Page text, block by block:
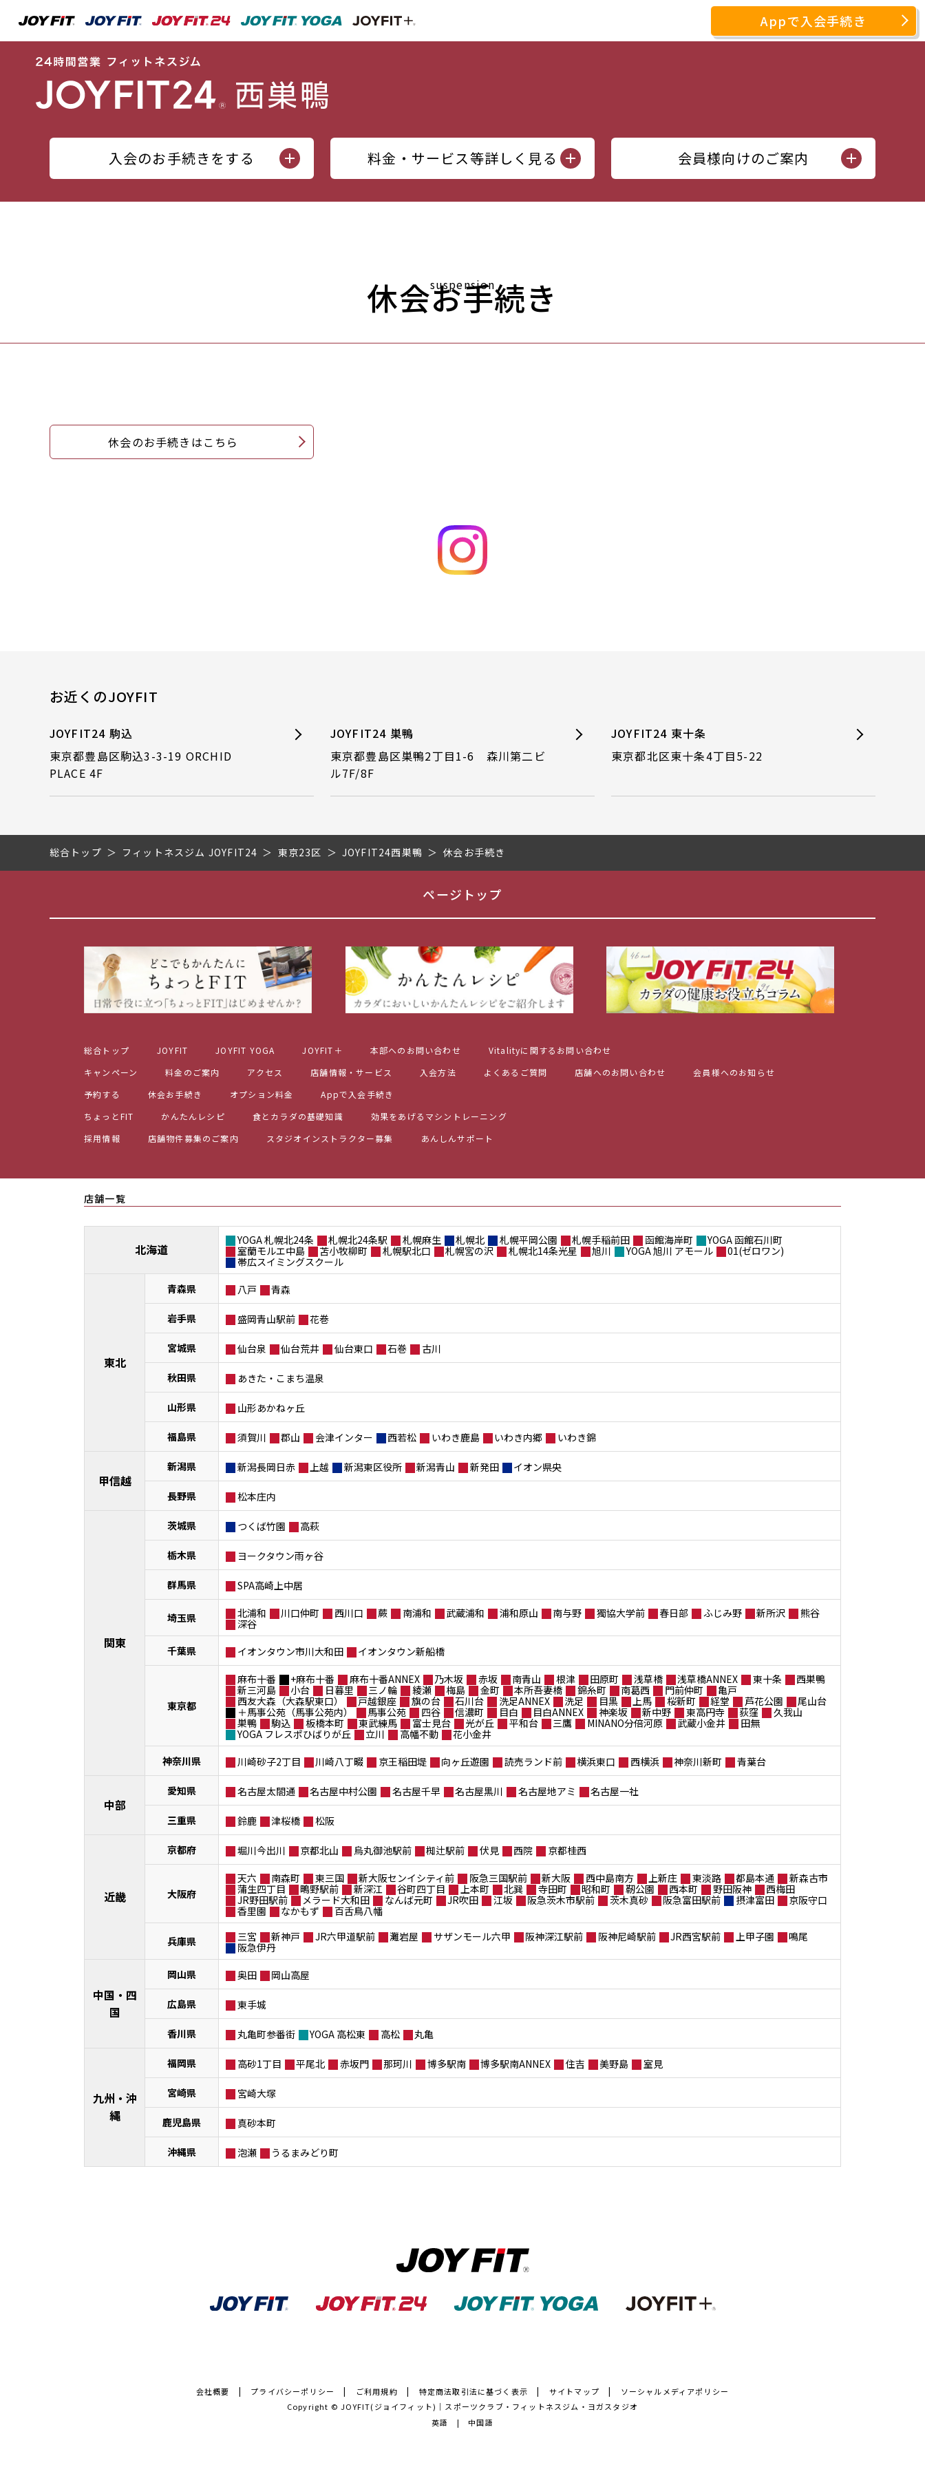
Appで入会手続き
入会のお手続きをする 料金・サービス等詳しく見る 会員様向けのご案内
suspension
休会お手続き
休会のお手続きはこちら
お近くのJOYFIT
JOYFIT24 駒込
東京都豊島区駒込3-3-19 ORCHID
PLACE 4F
JOYFIT24 巣鴨
東京都豊島区巣鴨2丁目1-6 森川第二ビ
ル7F/8F
JOYFIT24 東十条
東京都北区東十条4丁目5-22
総合トップ フィットネスジム JOYFIT24 東京23区 JOYFIT24西巣鴨 休会お手続き
ページトップ
総合トップ JOYFIT JOYFIT YOGA JOYFIT＋ 本部へのお問い合わせ
Vitalityに関するお問い合わせ
キャンペーン
料金のご案内 アクセス 店舗情報・サービス 入会方法 よくあるご質問 店舗へのお問い合わせ
会員様へのお知らせ
予約する
休会お手続き オプション料金
Appで入会手続き
ちょっとFIT
かんたんレシピ 食とカラダの基礎知識
効果をあげるマシントレーニング
採用情報
店舗物件募集のご案内 スタジオインストラクター募集 あんしんサポート
店舗一覧
北海道
YOGA 札幌北24条 札幌北24条駅 札幌麻生 札幌北 札幌平岡公園 札幌手稲前田 函館海岸町
YOGA 函館石川町
室蘭モルエ中島
苫小牧柳町 札幌駅北口 札幌宮の沢 札幌北14条光星 旭川 YOGA 旭川 アモール
01(ゼロワン)
帯広スイミングスクール
東北
青森県 八戸 青森
岩手県 盛岡青山駅前 花巻
宮城県 仙台泉 仙台荒井 仙台東口 石巻 古川
秋田県 あきた・こまち温泉
山形県 山形あかねヶ丘
福島県 須賀川 郡山 会津インター 西若松 いわき鹿島 いわき内郷 いわき錦
甲信越
新潟県 新潟長岡日赤 上越 新潟東区役所 新潟青山 新発田 イオン県央
長野県 松本庄内
関東
茨城県 つくば竹園 高萩
栃木県 ヨークタウン雨ヶ谷
群馬県 SPA高崎上中居
埼玉県 北浦和 川口仲町 西川口 蕨 南浦和 武蔵浦和 浦和原山 南与野 獨協大学前 春日部 ふじみ野 新所沢
熊谷
深谷
千葉県
イオンタウン市川大和田 イオンタウン新船橋
東京都
麻布十番 +麻布十番 麻布十番ANNEX 乃木坂 赤坂 南青山 根津 田原町 浅草橋 浅草橋ANNEX 東十条
西巣鴨
新三河島
小台 日暮里 三ノ輪 綾瀬 梅島 金町 本所吾妻橋 錦糸町 南葛西 門前仲町
亀戸
西友大森（大森駅東口）
戸越銀座 旗の台 石川台 洗足ANNEX 洗足 目黒 上馬 桜新町 経堂 芦花公園
尾山台
＋馬事公苑（馬事公苑内）
馬事公苑 四谷 信濃町 目白 目白ANNEX 神楽坂 新中野 東高円寺 荻窪
久我山
巣鴨
駒込 板橋本町 東武練馬 富士見台 光が丘 平和台 三鷹 MINANO分倍河原 武蔵小金井
田無
YOGA フレスポひばりが丘
立川 高幡不動
花小金井
神奈川県
川崎砂子2丁目 川崎八丁畷 京王稲田堤 向ヶ丘遊園 読売ランド前 横浜東口 西横浜 神奈川新町 青葉台
中部
愛知県 名古屋太閤通 名古屋中村公園 名古屋千早 名古屋黒川 名古屋地アミ 名古屋一社
三重県 鈴鹿 津桜橋 松阪
近畿
京都府 堀川今出川 京都北山 烏丸御池駅前 椥辻駅前 伏見 西院 京都桂西
大阪府
天六 南森町 東三国 新大阪センイシティ前 阪急三国駅前 新大阪 西中島南方 上新庄 東淡路 都島本通
新森古市
蒲生四丁目
鴫野駅前 新深江 谷町四丁目 上本町 北巽 寺田町 昭和町 靭公園 西本町 野田阪神
西梅田
JR野田駅前
メラード大和田 なんば元町 JR吹田 江坂 阪急茨木市駅前 茨木真砂 阪急富田駅前 摂津富田
京阪守口
香里園
なかもず 百舌鳥八幡
兵庫県 三宮 新神戸 JR六甲道駅前 灘岩屋 サザンモール六甲 阪神深江駅前 阪神尼崎駅前 JR西宮駅前 上甲子園
鳴尾
阪急伊丹
中国・四
国
岡山県 奥田 岡山高屋
広島県 東手城
香川県 丸亀町参番街 YOGA 高松東 高松 丸亀
九州・沖
縄
福岡県 高砂1丁目 平尾北 赤坂門 那珂川 博多駅南 博多駅南ANNEX 住吉 美野島 室見
宮崎県 宮崎大塚
鹿児島県 真砂本町
沖縄県 泡瀬 うるまみどり町
会社概要 プライバシーポリシー ご利用規約 特定商法取引法に基づく表示 サイトマップ
ソーシャルメディアポリシー
Copyright ©JOYFIT(ジョイフィット)｜スポーツクラブ・フィットネスジム・ヨガスタジオ
英語
中国語